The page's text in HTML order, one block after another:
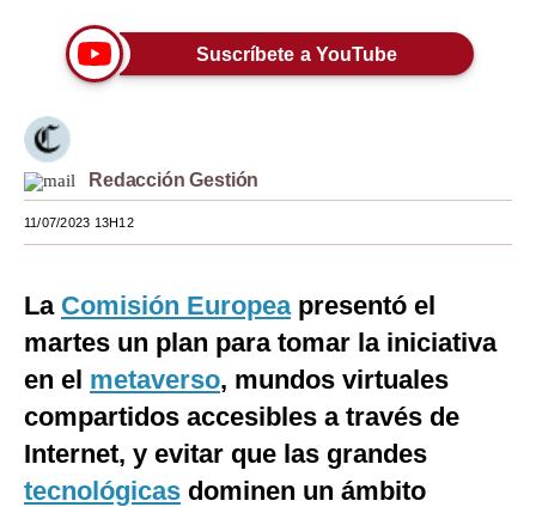
Tendencias
Viajes
Moda
Estilos
Mundo
EEUU
México
España
Internacional
Suscríbete a YouTube
Redacción Gestión
11/07/2023 13H12
La Comisión Europeapresentó el
martes un plan para tomar la iniciativa
en el metaverso, mundos virtuales
compartidos accesibles a través de
Internet, y evitar que las grandes
tecnológicas dominen un ámbito